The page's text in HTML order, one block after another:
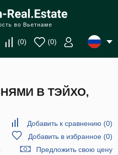
во Вьетнаме
(0) (0)
В ТЭЙХО,
Добавить к сравнению (0)
Добавить в избранное(0)
Предложить свою цену